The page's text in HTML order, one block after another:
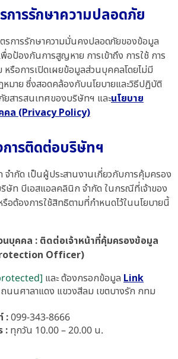
การรักษาความปลอดภัย
รการรักษาความมั่นคงปลอดภัยของข้อมูล
อป้องกันการสูญหาย การเข้าถึง การใช้ การ
หรือการเปิดเผยข้อมูลส่วนบุคคลโดยไม่มี
หมาย ซึ่งสอดคล้องกับนโยบายและวิธีปฏิบัติ
สารสนเทศของบริษัทฯ และนโยบาย
คล (Privacy Policy)
ารติดต่อบริษัทฯ
ำกัด เป็นผู้ประสานงานเกี่ยวกับการคุ้มครอง
ท บีเอสแอลคลินิก จำกัด ในกรณีที่เจ้าของ
อต้องการใช้สิทธิตามที่กำหนดไว้ในนโยบายนี้
นบุคคล : ติดต่อเจ้าหน้าที่คุ้มครองข้อมูล
Officer)
และ ต้องกรอกข้อมูล Link
นนศาลาแดง แขวงสีลม เขตบางรัก กทม
:099-343-8666
: ทุกวัน 10.00 – 20.00 น.